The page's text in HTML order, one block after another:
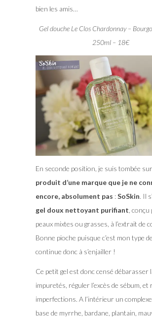
bien les amis…
Gel douche Le Clos Chardonnay –
250ml – 18€
En seconde position, je suis tombée sur
produit d’une marque que je ne
encore, absolument pas :SoSkin. Il
gel doux nettoyant purifiant ,
peaux mixtes ou grasses, à l’extrait de
Bonne pioche puisque c’est mon type
continue donc à s’enjailler !
Ce petit gel est donc censé débarasser
impuretés, réguler l’excès de sébum, et
imperfections. A l’intérieur un
base de myrrhe, bardane, plantain,